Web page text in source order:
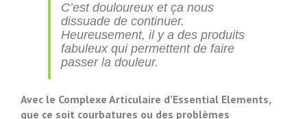
C’est douloureux et ça nous
dissuade de continuer.
Heureusement, il y a des produits
fabuleux qui permettent de faire
passer la douleur.
Avec le Complexe Articulaire d’Essential Elements,
que ce soit courbatures ou des problèmes